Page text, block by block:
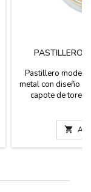
PASTILLERO
Pastillero
metal con diseño
capote de
